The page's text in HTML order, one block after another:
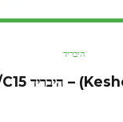
היבריד